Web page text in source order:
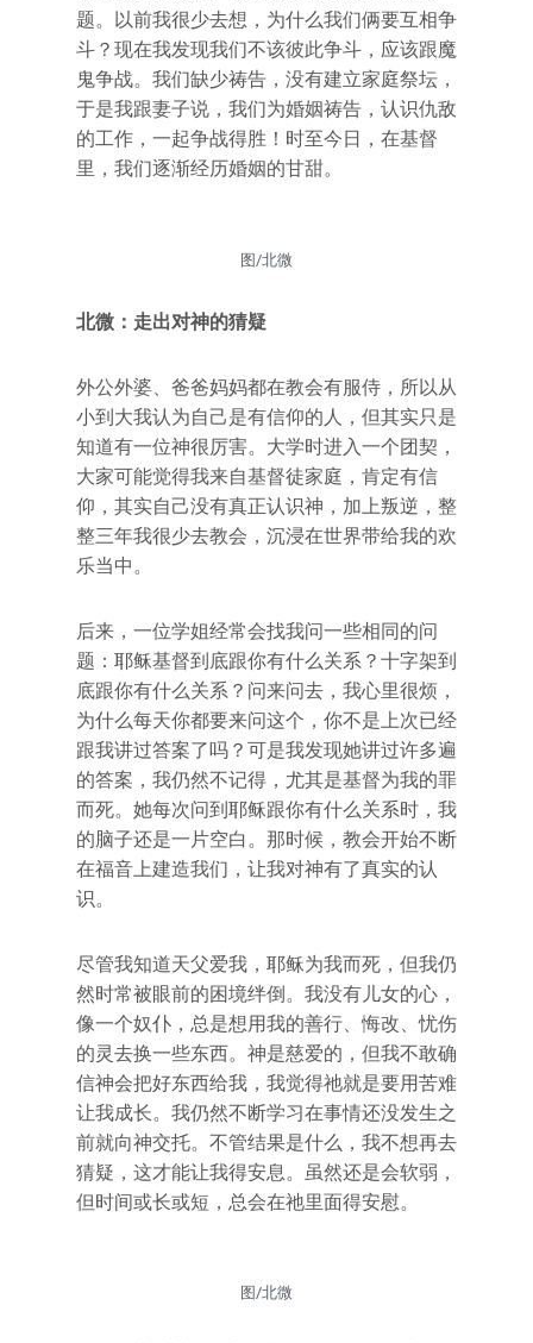
题。以前我很少去想，为什么我们俩要互相争
斗？现在我发现我们不该彼此争斗，应该跟魔
鬼争战。我们缺少祷告，没有建立家庭祭坛，
于是我跟妻子说，我们为婚姻祷告，认识仇敌
的工作，一起争战得胜！时至今日，在基督
里，我们逐渐经历婚姻的甘甜。
图/北微
北微 ：走出对神的猜疑
外公外婆、爸爸妈妈都在教会有服侍，所以从
小到大我认为自己是有信仰的人，但其实只是
知道有一位神很厉害。大学时进入一个团契，
大家可能觉得我来自基督徒家庭，肯定有信
仰，其实自己没有真正认识神，加上叛逆，整
整三年我很少去教会，沉浸在世界带给我的欢
乐当中。
后来，一位学姐经常会找我问一些相同的问
题：耶稣基督到底跟你有什么关系？十字架到
底跟你有什么关系？问来问去，我心里很烦，
为什么每天你都要来问这个，你不是上次已经
跟我讲过答案了吗？可是我发现她讲过许多遍
的答案，我仍然不记得，尤其是基督为我的罪
而死。她每次问到耶稣跟你有什么关系时，我
的脑子还是一片空白。那时候，教会开始不断
在福音上建造我们，让我对神有了真实的认
识。
尽管我知道天父爱我，耶稣为我而死，但我仍
然时常被眼前的困境绊倒。我没有儿女的心，
像一个奴仆，总是想用我的善行、悔改、忧伤
的灵去换一些东西。神是慈爱的，但我不敢确
信神会把好东西给我，我觉得祂就是要用苦难
让我成长。我仍然不断学习在事情还没发生之
前就向神交托。不管结果是什么，我不想再去
猜疑，这才能让我得安息。虽然还是会软弱，
但时间或长或短，总会在祂里面得安慰。
图/北微